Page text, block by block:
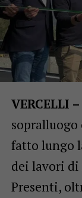
VERCELLI –
sopralluogo
fatto lungo
dei lavori
Presenti,